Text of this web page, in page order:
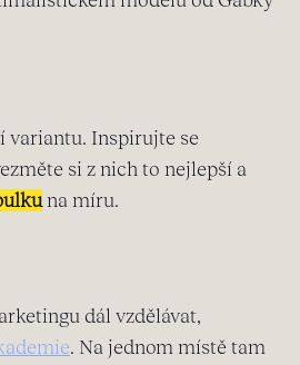
variantu. Inspirujte se
si z nich to nejlepší a
na míru.
dál vzdělávat,
. Na jednom místě tam